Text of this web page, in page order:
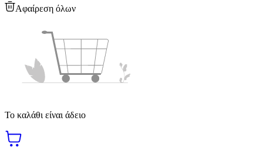
Αφαίρεση όλων
Το καλάθι είναι άδειο